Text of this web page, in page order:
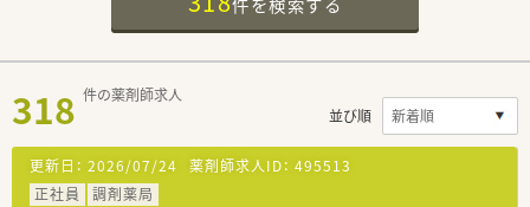
318 件の薬剤師求人
並び順
更新日： 2026/07/24 薬剤師求人ID： 495513
正社員
調剤薬局